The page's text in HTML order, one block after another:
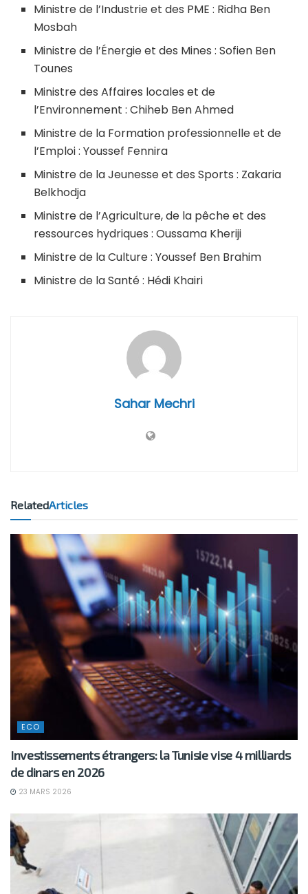
Ministre de l’Industrie et des PME : Ridha Ben
Mosbah
Ministre de l’Énergie et des Mines : Sofien Ben
Tounes
Ministre des Affaires locales et de
l’Environnement : Chiheb Ben Ahmed
Ministre de la Formation professionnelle et de
l’Emploi : Youssef Fennira
Ministre de la Jeunesse et des Sports : Zakaria
Belkhodja
Ministre de l’Agriculture, de la pêche et des
ressources hydriques : Oussama Kheriji
Ministre de la Culture : Youssef Ben Brahim
Ministre de la Santé : Hédi Khairi
Sahar Mechri
RelatedArticles
ECO
Investissements étrangers: la Tunisie vise 4 milliards
de dinars en 2026
23 MARS 2026